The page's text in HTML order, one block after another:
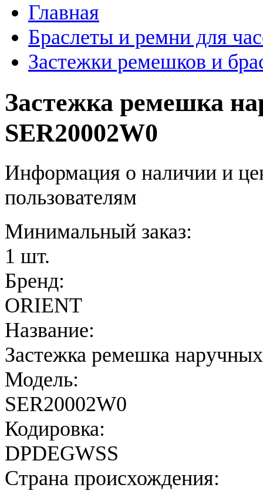
Главная
Браслеты и ремни для
Застежки ремешков и
Застежка ремешка
SER20002W0
Информация о наличии и
пользователям
Минимальный заказ:
1 шт.
Бренд:
ORIENT
Название:
Застежка ремешка
Модель:
SER20002W0
Кодировка:
DPDEGWSS
Страна происхождения: